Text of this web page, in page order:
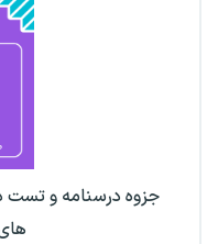
جزوه درسنامه و تست